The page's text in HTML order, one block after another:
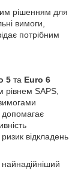
рішенням для
вимоги,
потрібним
5 та Euro 6
рівнем SAPS,
допомагає
відкладень